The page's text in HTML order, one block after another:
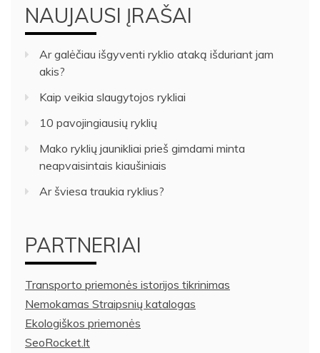
NAUJAUSI ĮRAŠAI
Ar galėčiau išgyventi ryklio ataką išduriant jam
akis?
Kaip veikia slaugytojos rykliai
10 pavojingiausių ryklių
Mako ryklių jaunikliai prieš gimdami minta
neapvaisintais kiaušiniais
Ar šviesa traukia ryklius?
PARTNERIAI
Transporto priemonės istorijos tikrinimas
Nemokamas Straipsnių katalogas
Ekologiškos priemonės
SeoRocket.lt